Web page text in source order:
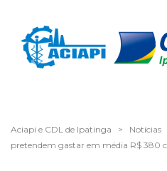
Aciapi e CDL de Ipatinga > Notícias
pretendem gastar em média R$ 380